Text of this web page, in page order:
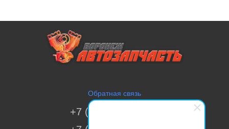
Обратная связь
+7 (473) 269-41-51